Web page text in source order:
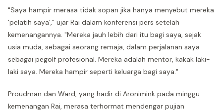
"Saya hampir merasa tidak sopan jika hanya menyebut mereka
'pelatih saya'," ujar Rai dalam konferensi pers setelah
kemenangannya. "Mereka jauh lebih dari itu bagi saya, sejak
usia muda, sebagai seorang remaja, dalam perjalanan saya
sebagai pegolf profesional. Mereka adalah mentor, kakak laki-
laki saya. Mereka hampir seperti keluarga bagi saya."
Proudman dan Ward, yang hadir di Aronimink pada minggu
kemenangan Rai, merasa terhormat mendengar pujian